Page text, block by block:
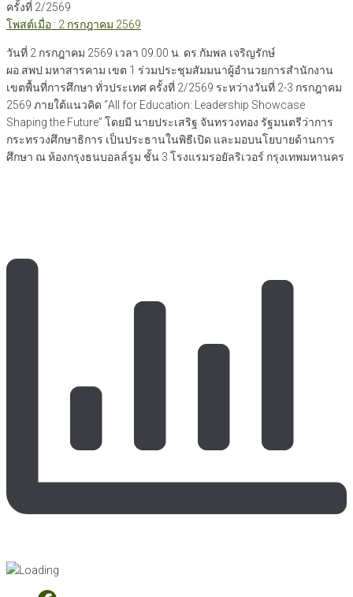
ครั้งที่ 2/2569
โพสต์เมื่อ : 2 กรกฎาคม 2569
วันที่ 2 กรกฎาคม 2569 เวลา 09.00 น. ดร.กัมพล เจริญรักษ์
ผอ.สพป.มหาสารคาม เขต 1 ร่วมประชุมสัมมนาผู้อำนวยการสำนักงาน
เขตพื้นที่การศึกษา ทั่วประเทศ ครั้งที่ 2/2569 ระหว่างวันที่ 2-3 กรกฎาคม
2569 ภายใต้แนวคิด “All for Education: Leadership Showcase
Shaping the Future” โดยมี นายประเสริฐ จันทรวงทอง รัฐมนตรีว่าการ
กระทรวงศึกษาธิการ เป็นประธานในพิธีเปิด และมอบนโยบายด้านการ
ศึกษา ณ ห้องกรุงธนบอลล์รูม ชั้น 3 โรงแรมรอยัลริเวอร์ กรุงเทพมหานคร